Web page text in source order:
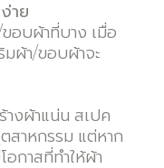
าย
อบผ้าที่บาง เมื่อ
มผ้า/ขอบผ้าจะ
างผ้าแน่น สเปค
สาหกรรม แต่หาก
กาสที่ทำให้ผ้า